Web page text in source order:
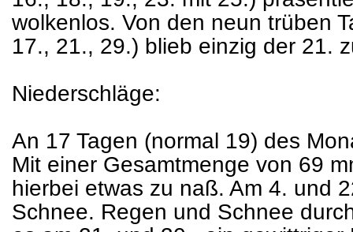
wolkenlos. Von den neun trüben
17., 21., 29.) blieb einzig der 21.
Niederschläge:
An 17 Tagen (normal 19) des
Mit einer Gesamtmenge von 69
hierbei etwas zu naß. Am 4. und
Schnee. Regen und Schnee